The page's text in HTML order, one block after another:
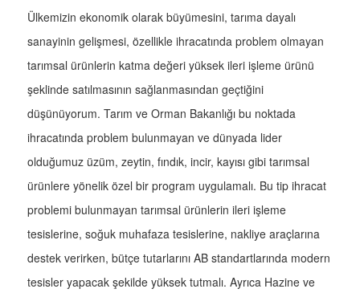
Ülkemizin ekonomik olarak büyümesini, tarıma dayalı
sanayinin gelişmesi, özellikle ihracatında problem olmayan
tarımsal ürünlerin katma değeri yüksek ileri işleme ürünü
şeklinde satılmasının sağlanmasından geçtiğini
düşünüyorum. Tarım ve Orman Bakanlığı bu noktada
ihracatında problem bulunmayan ve dünyada lider
olduğumuz üzüm, zeytin, fındık, incir, kayısı gibi tarımsal
ürünlere yönelik özel bir program uygulamalı. Bu tip ihracat
problemi bulunmayan tarımsal ürünlerin ileri işleme
tesislerine, soğuk muhafaza tesislerine, nakliye araçlarına
destek verirken, bütçe tutarlarını AB standartlarında modern
tesisler yapacak şekilde yüksek tutmalı. Ayrıca Hazine ve